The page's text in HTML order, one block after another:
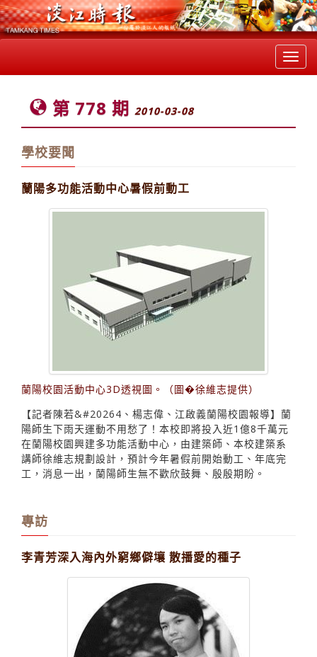
第 778 期 2010-03-08
學校要聞
蘭陽多功能活動中心暑假前動工
蘭陽校園活動中心3D透視圖。（圖�徐維志提供）
【記者陳若&#20264、楊志偉、江啟義蘭陽校園報導】蘭
陽師生下雨天運動不用愁了！本校即將投入近1億8千萬元
在蘭陽校園興建多功能活動中心，由建築師、本校建築系
講師徐維志規劃設計，預計今年暑假前開始動工、年底完
工，消息一出，蘭陽師生無不歡欣鼓舞、殷殷期盼。
專訪
李青芳深入海內外窮鄉僻壤 散播愛的種子